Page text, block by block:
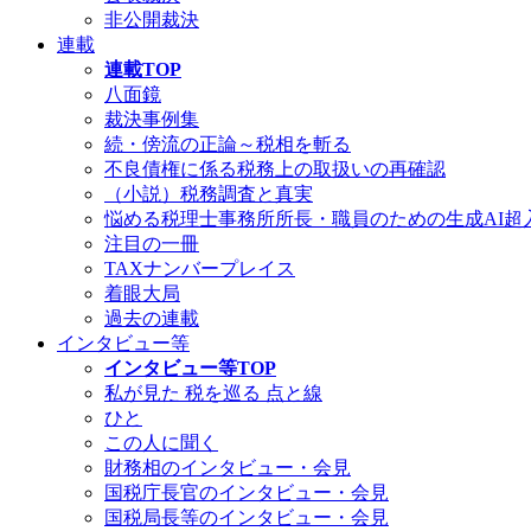
非公開裁決
連載
連載TOP
八面鏡
裁決事例集
続・傍流の正論～税相を斬る
不良債権に係る税務上の取扱いの再確認
（小説）税務調査と真実
悩める税理士事務所所長・職員のための生成AI超
注目の一冊
TAXナンバープレイス
着眼大局
過去の連載
インタビュー等
インタビュー等TOP
私が見た 税を巡る 点と線
ひと
この人に聞く
財務相のインタビュー・会見
国税庁長官のインタビュー・会見
国税局長等のインタビュー・会見